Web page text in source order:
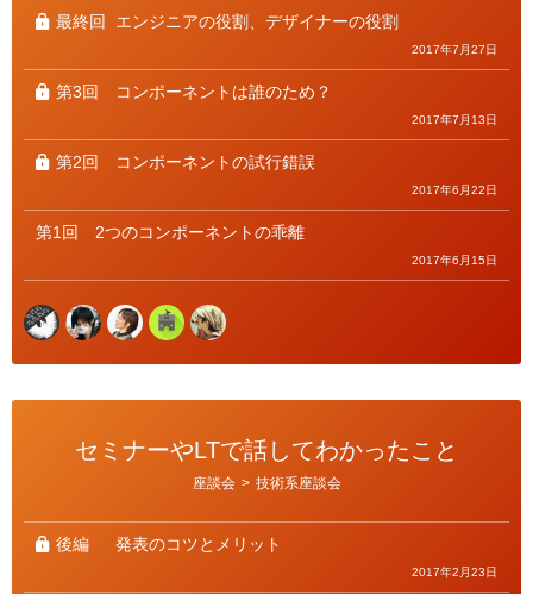
最終回 エンジニアの役割、デザイナーの役割
2017年7月27日
第3回 コンポーネントは誰のため？
2017年7月13日
第2回 コンポーネントの試行錯誤
2017年6月22日
第1回 2つのコンポーネントの乖離
2017年6月15日
セミナーやLTで話してわかったこと
リ
ー
座談会 > 技術系座談会
後編 発表のコツとメリット
2017年2月23日